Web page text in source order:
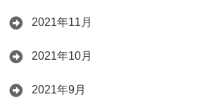
2021年11月
2021年10月
2021年9月